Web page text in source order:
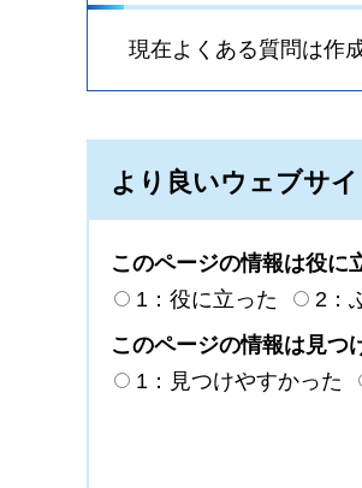
現在よくある質問は作
より良いウェブサ
このページの情報は役に
1：役に立った
2：
このページの情報は見つ
1：見つけやすかった